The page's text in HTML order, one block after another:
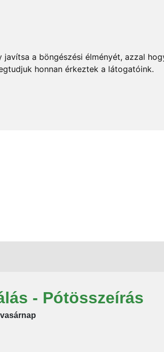
a böngészési élményét, azzal
honnan érkeztek a látogatóink.
- Pótösszeírás